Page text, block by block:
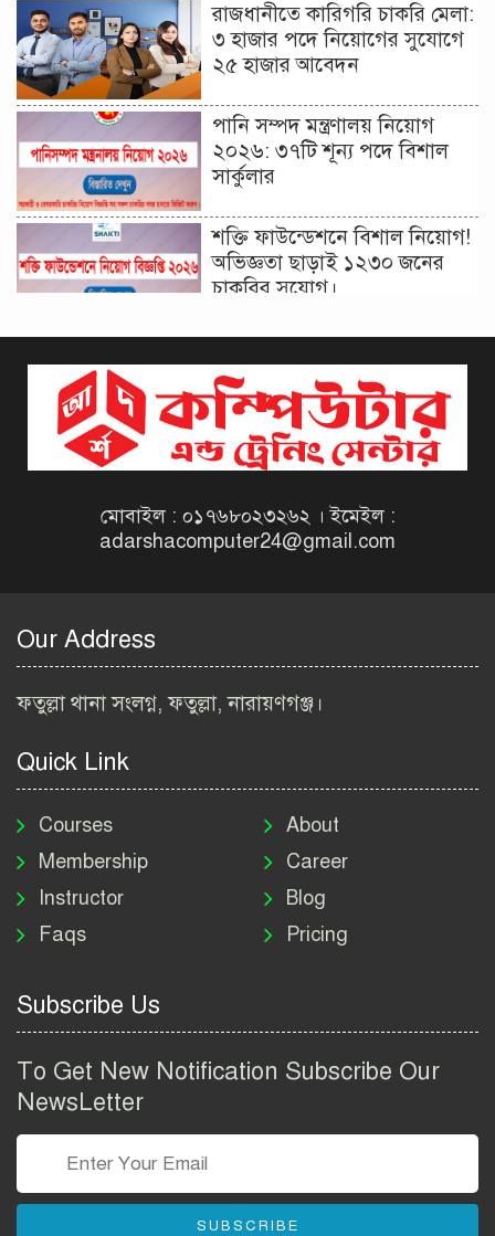
রাজধানীতে কারিগরি চাকরি মেলা:
৩ হাজার পদে নিয়োগের সুযোগে
২৫ হাজার আবেদন
পানি সম্পদ মন্ত্রণালয় নিয়োগ
২০২৬: ৩৭টি শূন্য পদে বিশাল
সার্কুলার
শক্তি ফাউন্ডেশনে বিশাল নিয়োগ!
অভিজ্ঞতা ছাড়াই ১২৩০ জনের
চাকরির সুযোগ।
বিজ্ঞপ্তি ২০২৬ | Taxes Zone
Dinajpur Job Circular 2026
বেসরকারি সংস্থা সেতু (SETU)
Job Circular 2026
২০২৬ | BIWTA Job Circular
নিয়োগ বিজ্ঞপ্তি ২০২৬ | DNC
Job Circular 2026
পাসপোর্ট করতে কি কি লাগে
২০২৬ | ই-পাসপোর্ট আবেদন ও
Group Job Circular 2026
তথ্য অধিদপ্তর নিয়োগ বিজ্ঞপ্তি
মোবাইল : ০১৭৬৮০২৩২৬২ । ইমেইল :
adarshacomputer24@gmail.com
Our Address
ফতুল্লা থানা সংলগ্ন, ফতুল্লা, নারায়ণগঞ্জ।
Quick Link
Courses
Membership
Instructor
Faqs
About
Career
Blog
Pricing
Subscribe Us
To Get New Notification Subscribe Our
NewsLetter
SUBSCRIBE